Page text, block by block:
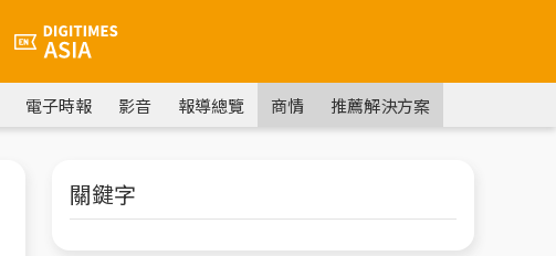
電子時報 影音 報導總覽 商情 推薦解決方案
關鍵字